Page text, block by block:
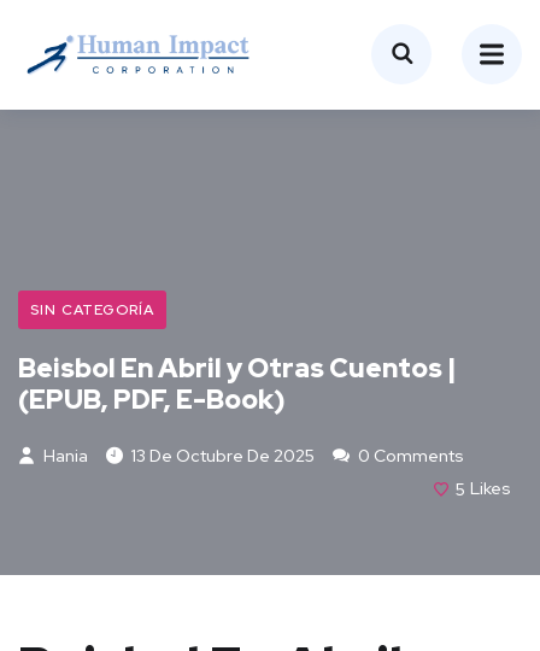
SIN CATEGORÍA
Beisbol En Abril y Otras Cuentos |
(EPUB, PDF, E-Book)
Hania 13 De Octubre De 2025
0 Comments
5 Likes